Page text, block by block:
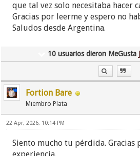
que tal vez solo necesitaba hacer
Gracias por leerme y espero no
Saludos desde Argentina.
10 usuarios dieron MeGusta
Fortion Bare
Miembro Plata
22 Apr, 2026, 10:14 PM
Siento mucho tu pérdida.